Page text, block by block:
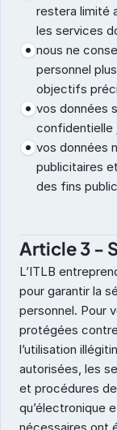
restera limité
les services
nous ne
personnel
objectifs
vos données
confidentielle
vos données
publicitaires
des fins
Article 3 -
L’ITLB
pour garantir la
personnel. Pour
protégées
l’utilisation
autorisées, les
et procédures
qu’électronique